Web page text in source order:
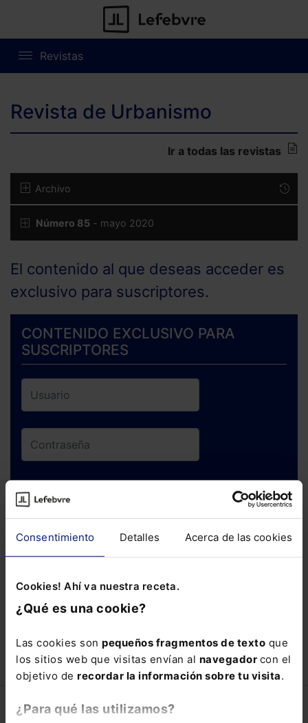
Consentimiento Detalles Acerca de las cookies
Cookies! Ahí va nuestra receta.
¿Qué es una cookie?
Las cookies son pequeños fragmentos de texto que
los sitios web que visitas envían al navegador con el
objetivo de recordar la información sobre tu visita.
¿Para qué las utilizamos?
Revistas
Revista de Urbanismo
Ir a todas las revistas
Archivo
Número 85 - mayo 2020
El contenido al que deseas acceder es
exclusivo para suscriptores.
CONTENIDO EXCLUSIVO PARA
SUSCRIPTORES
ENTRAR
¿Has olvidado tu contraseña?
Si todavía no te has suscrito, no pierdas
está oportunidad y adquiere tu acceso
110,00€ 66,00€
COMPRAR
Corporativo